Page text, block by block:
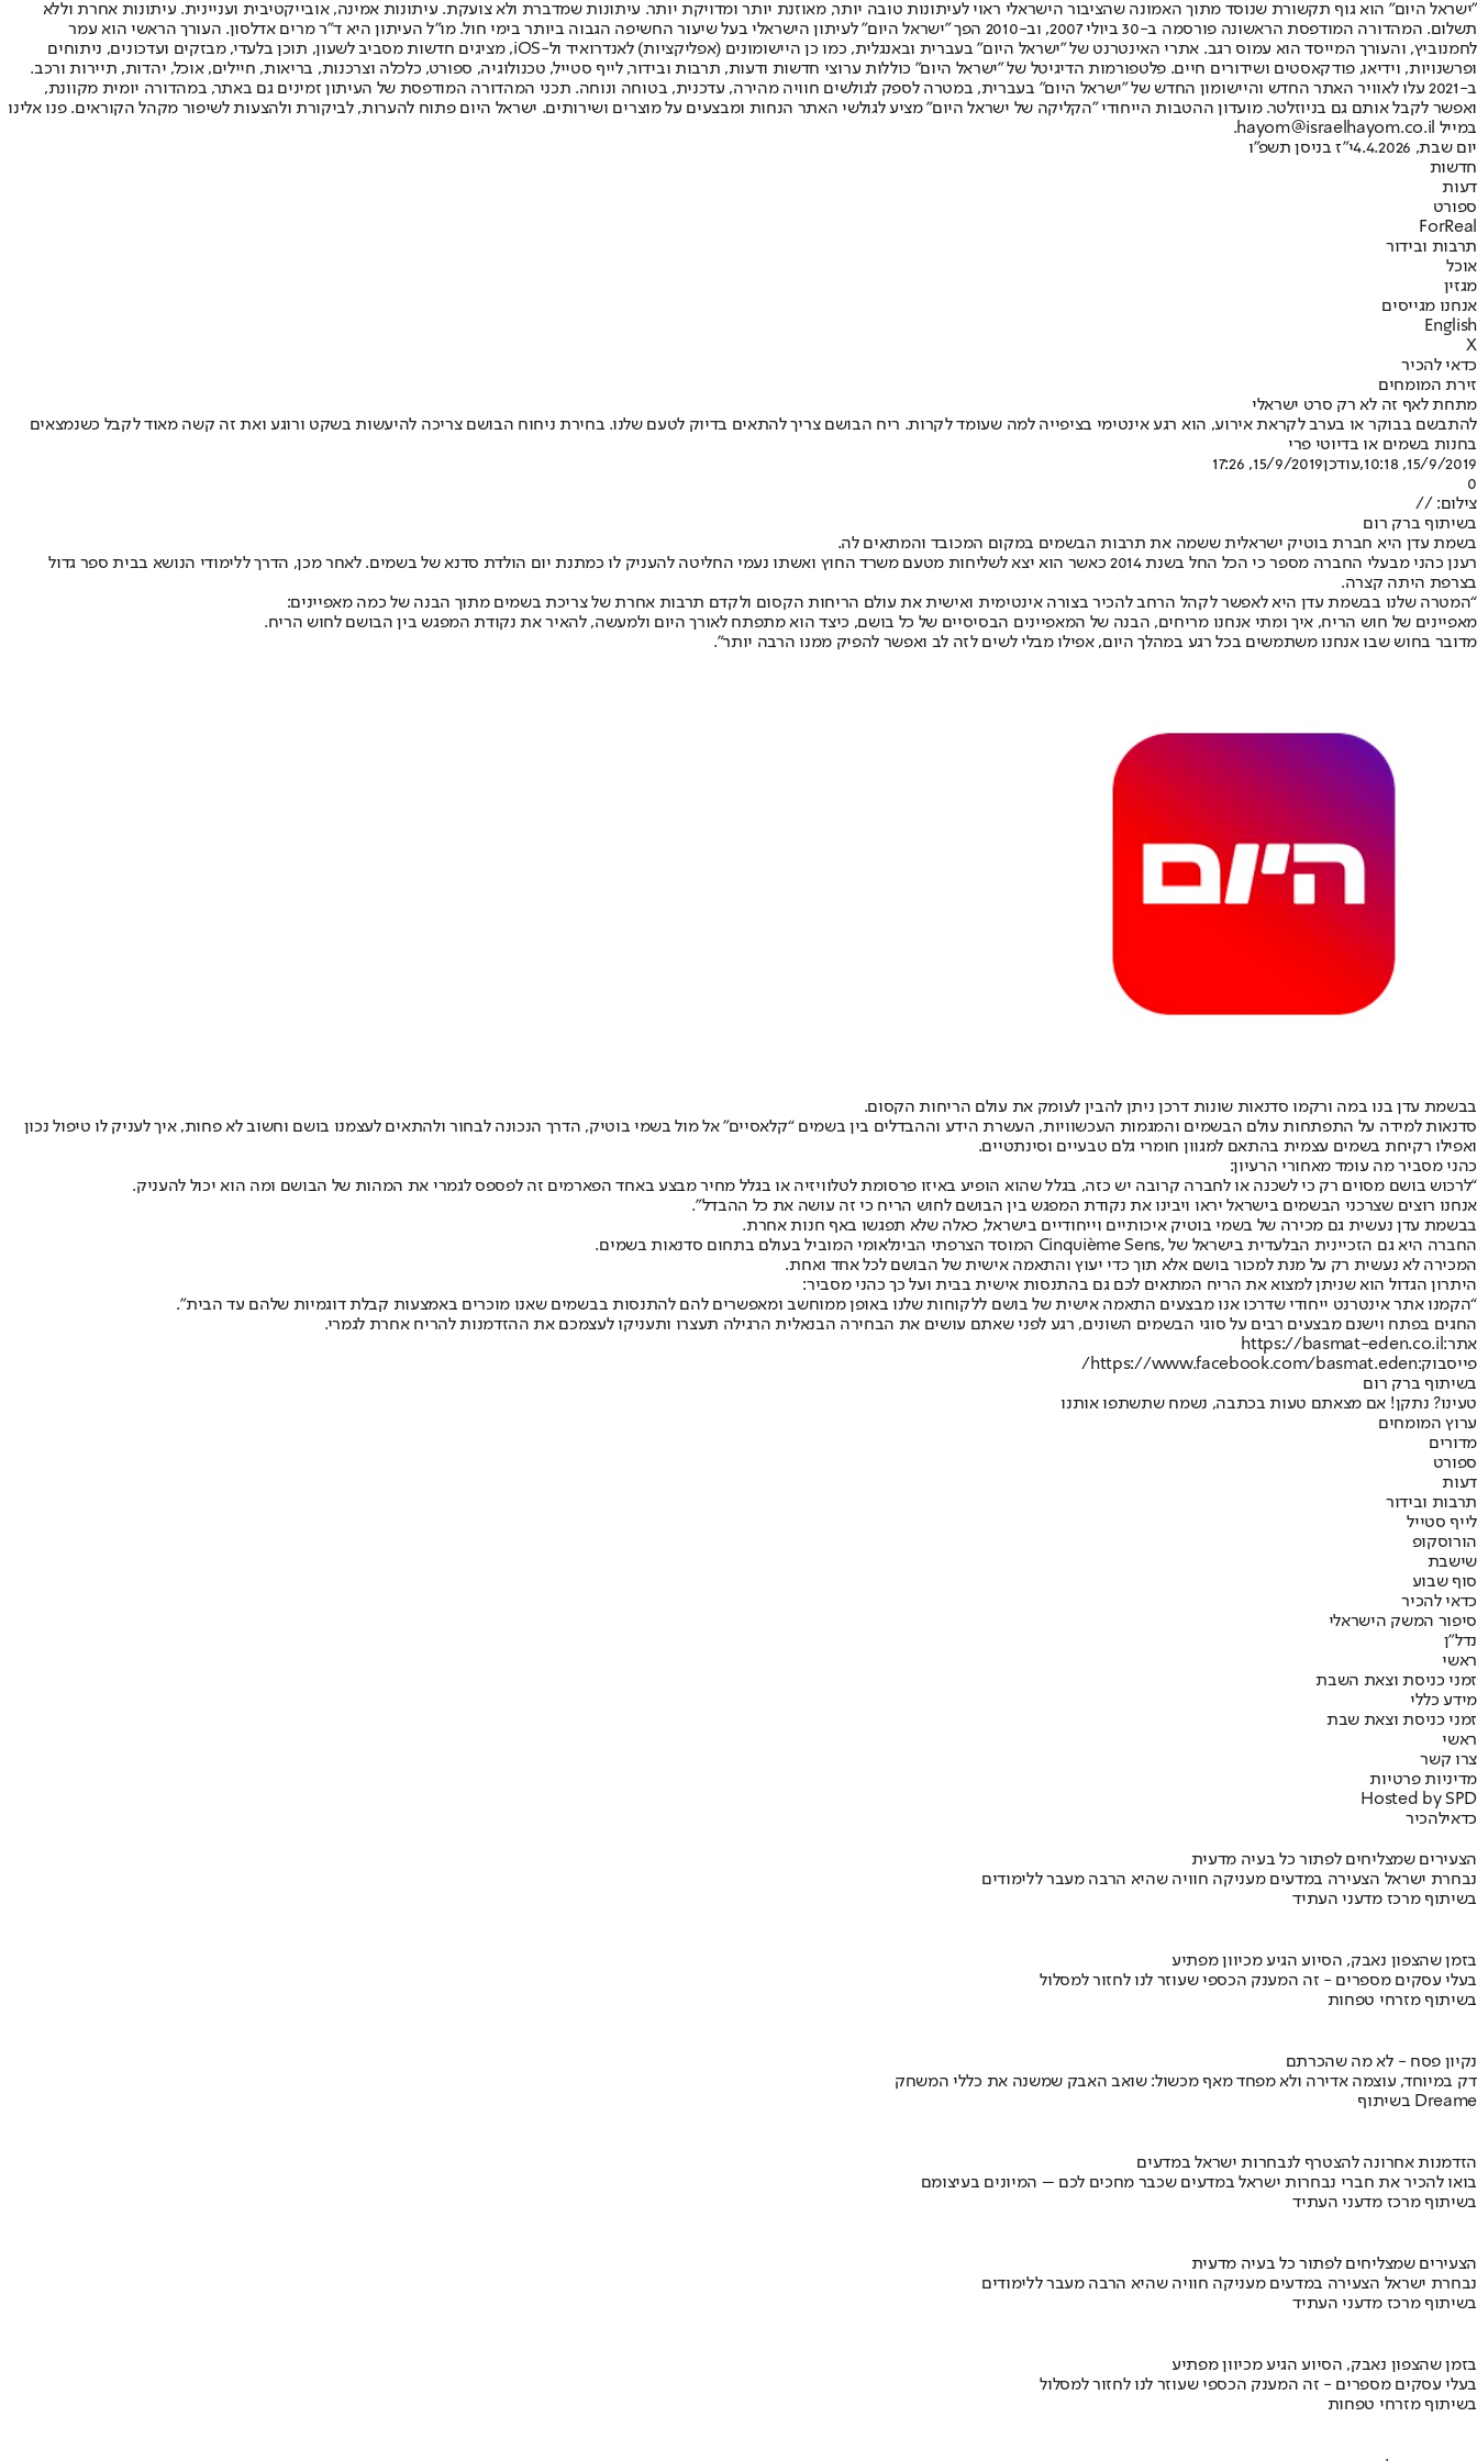
"ישראל היום" הוא גוף תקשורת שנוסד מתוך האמונה שהציבור הישראלי ראוי לעיתונות טובה יותר, מאוזנת יותר ומדויקת יותר. עיתונות שמדברת ולא צועקת. עיתונות אמינה, אובייקטיבית ועניינית. עיתונות אחרת וללא
תשלום. המהדורה המודפסת הראשונה פורסמה ב-30 ביולי 2007, וב-2010 הפך "ישראל היום" לעיתון הישראלי בעל שיעור החשיפה הגבוה ביותר בימי חול. מו"ל העיתון היא ד"ר מרים אדלסון. העורך הראשי הוא עמר
לחמנוביץ, והעורך המייסד הוא עמוס רגב. אתרי האינטרנט של "ישראל היום" בעברית ובאנגלית, כמו כן היישומונים (אפליקציות) לאנדרואיד ול-iOS, מציגים חדשות מסביב לשעון, תוכן בלעדי, מבזקים ועדכונים, ניתוחים
ופרשנויות, וידיאו, פודקאסטים ושידורים חיים. פלטפורמות הדיגיטל של "ישראל היום" כוללות ערוצי חדשות ודעות, תרבות ובידור, לייף סטייל, טכנולוגיה, ספורט, כלכלה וצרכנות, בריאות, חיילים, אוכל, יהדות, תיירות ורכב.
ב-2021 עלו לאוויר האתר החדש והיישומון החדש של "ישראל היום" בעברית, במטרה לספק לגולשים חוויה מהירה, עדכנית, בטוחה ונוחה. תכני המהדורה המודפסת של העיתון זמינים גם באתר, במהדורה יומית מקוונת,
ואפשר לקבל אותם גם בניוזלטר. מועדון ההטבות הייחודי "הקליקה של ישראל היום" מציע לגולשי האתר הנחות ומבצעים על מוצרים ושירותים. ישראל היום פתוח להערות, לביקורת ולהצעות לשיפור מקהל הקוראים. פנו אלינו
במייל hayom@israelhayom.co.il.
יום שבת, 4.4.2026
י"ז בניסן תשפ"ו
חדשות
דעות
ספורט
ForReal
תרבות ובידור
אוכל
מגזין
אנחנו מגייסים
English
X
כדאי להכיר
זירת המומחים
מתחת לאף זה לא רק סרט ישראלי
להתבשם בבוקר או בערב לקראת אירוע, הוא רגע אינטימי בציפייה למה שעומד לקרות. ריח הבושם צריך להתאים בדיוק לטעם שלנו. בחירת ניחוח הבושם צריכה להיעשות בשקט ורוגע ואת זה קשה מאוד לקבל כשנמצאים
בחנות בשמים או בדיוטי פרי
15/9/2019, 10:18
,עודכן15/9/2019, 17:26
0
צילום: //
בשיתוף ברק רום
בשמת עדן היא חברת בוטיק ישראלית ששמה את תרבות הבשמים במקום המכובד והמתאים לה.
רענן כהני מבעלי החברה מספר כי הכל החל בשנת 2014 כאשר הוא יצא לשליחות מטעם משרד החוץ ואשתו נעמי החליטה להעניק לו כמתנת יום הולדת סדנא של בשמים. לאחר מכן, הדרך ללימודי הנושא בבית ספר גדול
בצרפת היתה קצרה.
“המטרה שלנו בבשמת עדן היא לאפשר לקהל הרחב להכיר בצורה אינטימית ואישית את עולם הריחות הקסום ולקדם תרבות אחרת של צריכת בשמים מתוך הבנה של כמה מאפיינים:
מאפיינים של חוש הריח, איך ומתי אנחנו מריחים, הבנה של המאפיינים הבסיסיים של כל בושם, כיצד הוא מתפתח לאורך היום ולמעשה, להאיר את נקודת המפגש בין הבושם לחוש הריח.
מדובר בחוש שבו אנחנו משתמשים בכל רגע במהלך היום, אפילו מבלי לשים לזה לב ואפשר להפיק ממנו הרבה יותר”.
בבשמת עדן בנו במה ורקמו סדנאות שונות דרכן ניתן להבין לעומק את עולם הריחות הקסום.
סדנאות למידה על התפתחות עולם הבשמים והמגמות העכשוויות, העשרת הידע וההבדלים בין בשמים “קלאסיים” אל מול בשמי בוטיק, הדרך הנכונה לבחור ולהתאים לעצמנו בושם וחשוב לא פחות, איך לעניק לו טיפול נכון
ואפילו רקיחת בשמים עצמית בהתאם למגוון חומרי גלם טבעיים וסינתטיים.
כהני מסביר מה עומד מאחורי הרעיון:
“לרכוש בושם מסוים רק כי לשכנה או לחברה קרובה יש כזה, בגלל שהוא הופיע באיזו פרסומת לטלוויזיה או בגלל מחיר מבצע באחד הפארמים זה לפספס לגמרי את המהות של הבושם ומה הוא יכול להעניק.
אנחנו רוצים שצרכני הבשמים בישראל יראו ויבינו את נקודת המפגש בין הבושם לחוש הריח כי זה עושה את כל ההבדל”.
בבשמת עדן נעשית גם מכירה של בשמי בוטיק איכותיים וייחודיים בישראל, כאלה שלא תפגשו באף חנות אחרת.
החברה היא גם הזכיינית הבלעדית בישראל של ,Cinquième Sens המוסד הצרפתי הבינלאומי המוביל בעולם בתחום סדנאות בשמים.
המכירה לא נעשית רק על מנת למכור בושם אלא תוך כדי יעוץ והתאמה אישית של הבושם לכל אחד ואחת.
היתרון הגדול הוא שניתן למצוא את הריח המתאים לכם גם בהתנסות אישית בבית ועל כך כהני מסביר:
“הקמנו אתר אינטרנט ייחודי שדרכו אנו מבצעים התאמה אישית של בושם ללקוחות שלנו באופן ממוחשב ומאפשרים להם להתנסות בבשמים שאנו מוכרים באמצעות קבלת דוגמיות שלהם עד הבית”.
החגים בפתח וישנם מבצעים רבים על סוגי הבשמים השונים, רגע לפני שאתם עושים את הבחירה הבנאלית הרגילה תעצרו ותעניקו לעצמכם את ההזדמנות להריח אחרת לגמרי.
אתר: https://basmat-eden.co.il
פייסבוק:https://www.facebook.com/basmat.eden/
בשיתוף ברק רום
טעינו? נתקן! אם מצאתם טעות בכתבה, נשמח שתשתפו אותנו
ערוץ המומחים
מדורים
ספורט
דעות
תרבות ובידור
לייף סטייל
הורוסקופ
שישבת
סוף שבוע
כדאי להכיר
סיפור המשק הישראלי
נדל"ן
ראשי
זמני כניסת וצאת השבת
מידע כללי
זמני כניסת וצאת שבת
ראשי
צרו קשר
מדיניות פרטיות
Hosted by SPD
כדאילהכיר
הצעירים שמצליחים לפתור כל בעיה מדעית
נבחרת ישראל הצעירה במדעים מעניקה חוויה שהיא הרבה מעבר ללימודים
בשיתוף מרכז מדעני העתיד
בזמן שהצפון נאבק, הסיוע הגיע מכיוון מפתיע
בעלי עסקים מספרים - זה המענק הכספי שעוזר לנו לחזור למסלול
בשיתוף מזרחי טפחות
נקיון פסח - לא מה שהכרתם
דק במיוחד, עוצמה אדירה ולא מפחד מאף מכשול: שואב האבק שמשנה את כללי המשחק
בשיתוף Dreame
הזדמנות אחרונה להצטרף לנבחרות ישראל במדעים
בואו להכיר את חברי נבחרות ישראל במדעים שכבר מחכים לכם – המיונים בעיצומם
בשיתוף מרכז מדעני העתיד
הצעירים שמצליחים לפתור כל בעיה מדעית
נבחרת ישראל הצעירה במדעים מעניקה חוויה שהיא הרבה מעבר ללימודים
בשיתוף מרכז מדעני העתיד
בזמן שהצפון נאבק, הסיוע הגיע מכיוון מפתיע
בעלי עסקים מספרים - זה המענק הכספי שעוזר לנו לחזור למסלול
בשיתוף מזרחי טפחות